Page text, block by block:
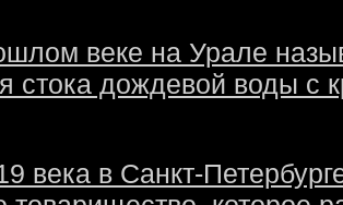
веке на Урале
стока дождевой воды с
века в Санкт-